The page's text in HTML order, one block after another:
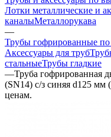
Лотки металлические и
каналыМеталлорукава
—
Трубы гофрированные
Аксессуары для труб
стальныеТрубы гладкие
—Труба гофрированная
(SN14) с/з синяя d125
ценам.